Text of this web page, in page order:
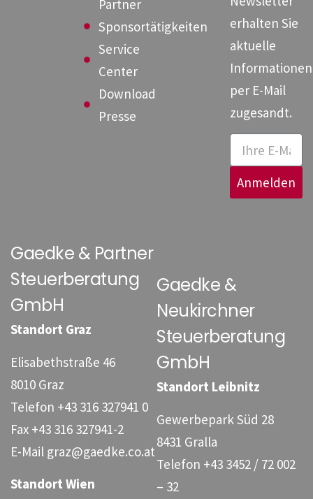
Partner
Sponsortätigkeiten
Service
Center
Download
Presse
erhalten Sie
aktuelle
Informationen
per E-Mail
zugesandt.
Anmelden
Gaedke & Partner
Steuerberatung
GmbH
Standort Graz
Elisabethstraße 46
8010 Graz
Telefon +43 316 327941 0
Fax +43 316 327941-2
E-Mail graz@gaedke.co.at
Standort Wien
Gaedke &
Neukirchner
Steuerberatung
GmbH
Standort Leibnitz
Gewerbepark Süd 28
8431 Gralla
Telefon +43 3452 / 72 002
– 32